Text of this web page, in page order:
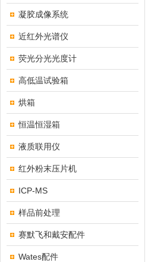
凝胶成像系统
近红外光谱仪
荧光分光光度计
高低温试验箱
烘箱
恒温恒湿箱
液质联用仪
红外粉末压片机
ICP-MS
样品前处理
赛默飞和戴安配件
Wates配件